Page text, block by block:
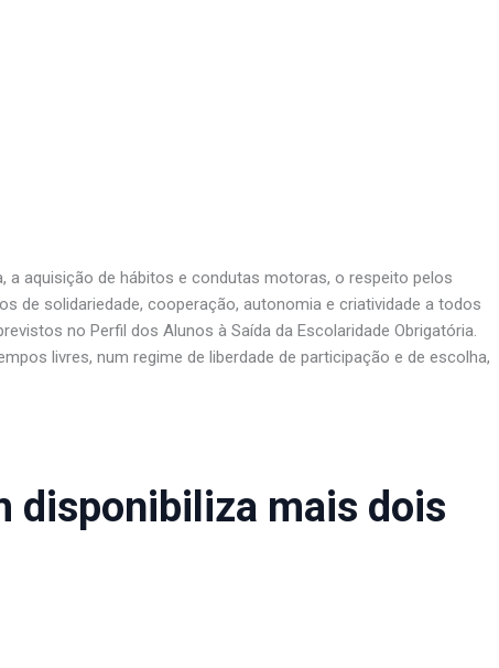
a aquisição de hábitos e condutas motoras, o respeito pelos
de solidariedade, cooperação, autonomia e criatividade a todos
no Perfil dos Alunos à Saída da Escolaridade Obrigatória.
livres, num regime de liberdade de participação e de escolha,
disponibiliza mais dois